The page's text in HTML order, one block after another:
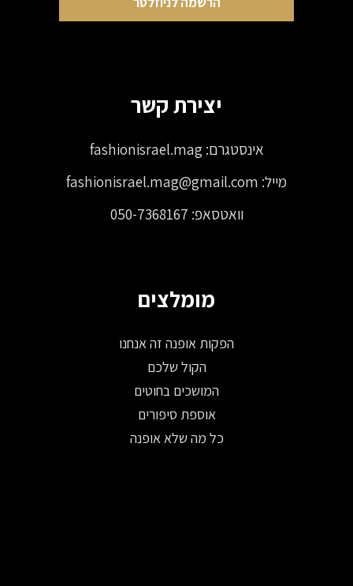
יצירת קשר
אינסטגרם:fashionisrael.mag
מייל: fashionisrael.mag@gmail.com
וואטסאפ: 050-7368167
מומלצים
הפקות אופנה זה אנחנו
הקול שלכם
המושכים בחוטים
אוספת סיפורים
כל מה שלא אופנה